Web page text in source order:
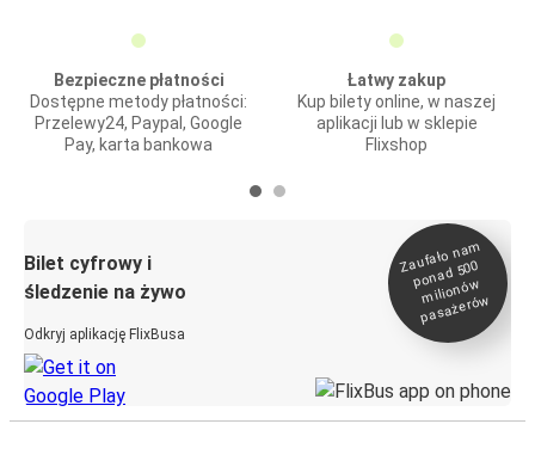
Bezpieczne płatności
Dostępne metody płatności:
Przelewy24, Paypal, Google
Pay, karta bankowa
Łatwy zakup
Kup bilety online, w naszej
aplikacji lub w sklepie
Flixshop
Bilet cyfrowy i
śledzenie na żywo
Odkryj aplikację FlixBusa
Zaufało na
m
ponad 500
milionó
w
pasażeró
w